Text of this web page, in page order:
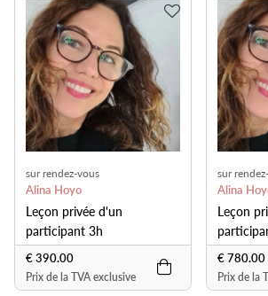
sur rendez-vous
Alina Hoyo
Leçon privée d'un
participant 3h
€ 390.00
Prix de la TVA exclusive
sur
Alina
Leçon
€ 780.00
Prix de la